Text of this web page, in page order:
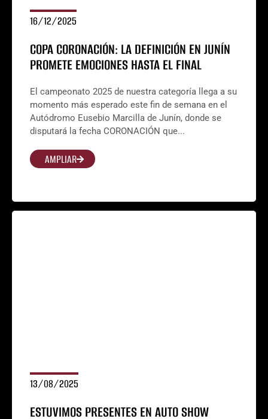
16/12/2025
COPA CORONACIÓN: LA DEFINICIÓN EN JUNÍN
PROMETE EMOCIONES HASTA EL FINAL
El campeonato 2025 de nuestra categoría llega a su
momento más esperado este fin de semana en el
Autódromo Eusebio Marcilla de Junín, donde se
disputará la fecha CORONACIÓN que...
AMPLIAR
13/08/2025
ESTUVIMOS PRESENTES EN AUTO SHOW